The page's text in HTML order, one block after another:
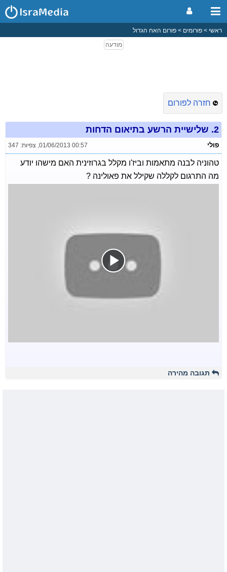
ראשי פורומים פורום האח הגדול
חזרה לפורום
2. שלישיית הרשע בתיאום הדחות
פולי 01/06/2013 00:57
, צפיות: 347
טהוניה לבנה מתאמות וביז'ו מקלל בגרוזינית האם מישהו יודע
מה התרגום לקללה שקילל את פאולינה ?
תגובה מהירה